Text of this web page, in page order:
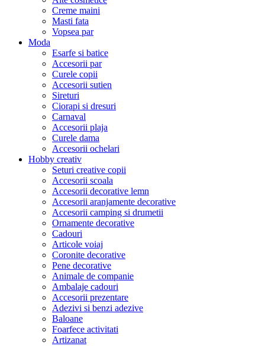
Creme maini
Masti fata
Vopsea par
Moda
Esarfe si batice
Accesorii par
Curele copii
Accesorii sutien
Sireturi
Ciorapi si dresuri
Carnaval
Accesorii plaja
Curele dama
Accesorii ochelari
Hobby creativ
Seturi creative copii
Accesorii scoala
Accesorii decorative lemn
Accesorii aranjamente decorative
Accesorii camping si drumetii
Ornamente decorative
Cadouri
Articole voiaj
Coronite decorative
Pene decorative
Animale de companie
Ambalaje cadouri
Accesorii prezentare
Adezivi si benzi adezive
Baloane
Foarfece activitati
Artizanat